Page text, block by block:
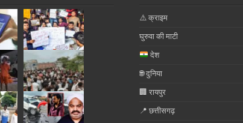
⚠️ क्राइम
घुरुवा की माटी
देश
🌐 दुनिया
🏢 रायपुर
📍 छत्तीसगढ़